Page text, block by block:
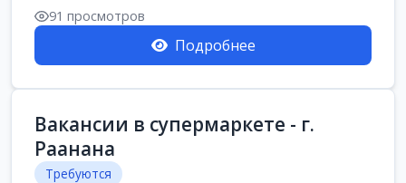
91 просмотров
Подробнее
Вакансии в супермаркете - г.
Раанана
Требуются